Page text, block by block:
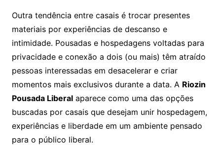
Outra tendência entre casais é trocar presentes
materiais por experiências de descanso e
intimidade. Pousadas e hospedagens voltadas para
privacidade e conexão a dois (ou mais) têm atraído
pessoas interessadas em desacelerar e criar
momentos mais exclusivos durante a data. A Riozin
Pousada Liberalaparece como uma das opções
buscadas por casais que desejam unir hospedagem,
experiências e liberdade em um ambiente pensado
para o público liberal.